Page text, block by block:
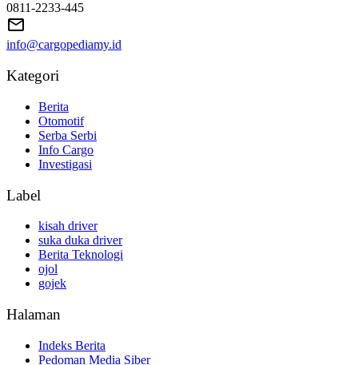
0811-2233-445
info@cargopediamy.id
Kategori
Berita
Otomotif
Serba Serbi
Info Cargo
Investigasi
Label
kisah driver
suka duka driver
Berita Teknologi
ojol
gojek
Halaman
Indeks Berita
Pedoman Media Siber